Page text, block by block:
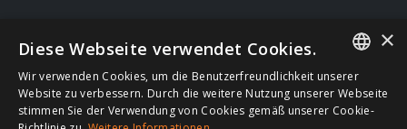
Copyright 2022 INOV es una correduría de seguros
FRENCH
SPANISH
×
Diese Webseite verwendet Cookies.
Wir verwenden Cookies, um die Benutzerfreundlichkeit unserer
Website zu verbessern. Durch die weitere Nutzung unserer Webseite
stimmen Sie der Verwendung von Cookies gemäß unserer Cookie-